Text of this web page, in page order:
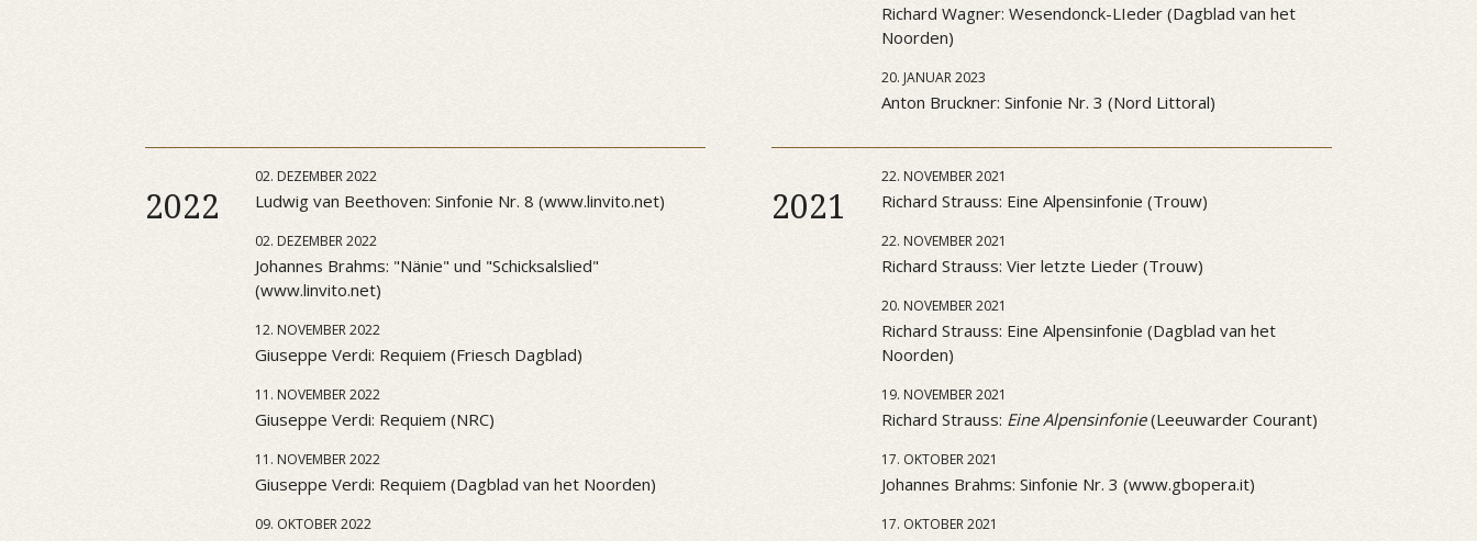
Richard Wagner: Wesendonck-LIeder (Dagblad van het
Noorden)
20. JANUAR 2023
Anton Bruckner: Sinfonie Nr. 3 (Nord Littoral)
2022
02. DEZEMBER 2022
Ludwig van Beethoven: Sinfonie Nr. 8 (www.linvito.net)
02. DEZEMBER 2022
Johannes Brahms: "Nänie" und "Schicksalslied"
(www.linvito.net)
12. NOVEMBER 2022
Giuseppe Verdi: Requiem (Friesch Dagblad)
11. NOVEMBER 2022
Giuseppe Verdi: Requiem (NRC)
11. NOVEMBER 2022
Giuseppe Verdi: Requiem (Dagblad van het Noorden)
09. OKTOBER 2022
2021
22. NOVEMBER 2021
Richard Strauss: Eine Alpensinfonie (Trouw)
22. NOVEMBER 2021
Richard Strauss: Vier letzte Lieder (Trouw)
20. NOVEMBER 2021
Richard Strauss: Eine Alpensinfonie (Dagblad van het
Noorden)
19. NOVEMBER 2021
Richard Strauss: Eine Alpensinfonie(Leeuwarder Courant)
17. OKTOBER 2021
Johannes Brahms: Sinfonie Nr. 3 (www.gbopera.it)
17. OKTOBER 2021